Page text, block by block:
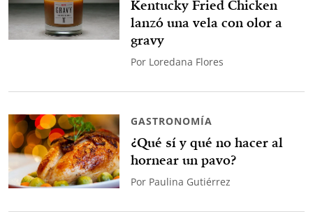
Kentucky Fried Chicken
lanzó una vela con olor a
gravy
Por Loredana Flores
GASTRONOMÍA
¿Qué sí y qué no hacer al
hornear un pavo?
Por Paulina Gutiérrez